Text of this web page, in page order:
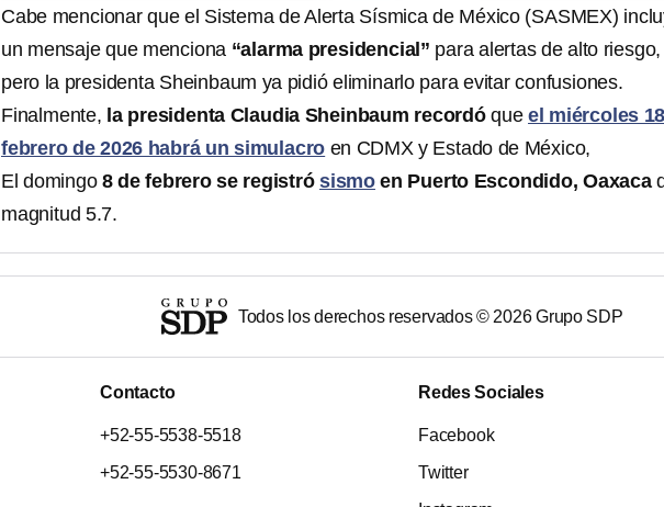
Cabe mencionar que el Sistema de Alerta Sísmica de México (SASMEX)
un mensaje que menciona “alarma presidencial” para alertas de alto riesgo,
pero la presidenta Sheinbaum ya pidió eliminarlo para evitar confusiones.
Finalmente, la presidenta Claudia Sheinbaum recordóque el miércoles
febrero de 2026 habrá un simulacro en CDMX y Estado de México,
El domingo 8 de febrero se registrósismo en Puerto Escondido, Oaxaca
magnitud 5.7.
Todos los derechos reservados © 2026Grupo SDP
Contacto
+52-55-5538-5518
+52-55-5530-8671
Redes Sociales
Facebook
Twitter